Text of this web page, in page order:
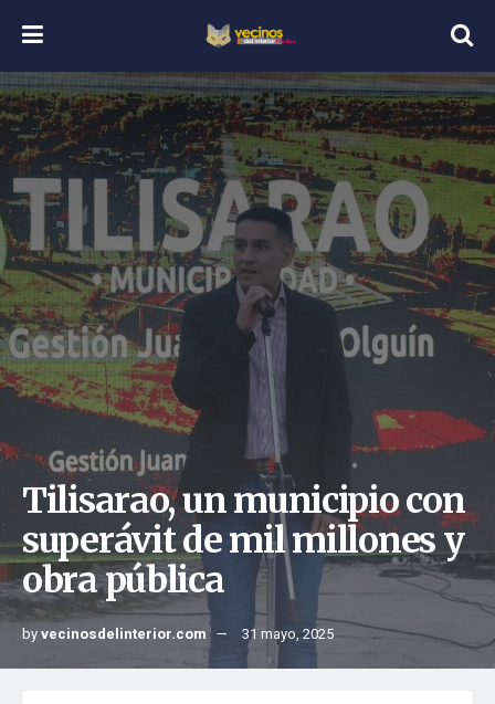
Tilisarao, un municipio con
superávit de mil millones y
obra pública
byvecinosdelinterior.com 31 mayo, 2025